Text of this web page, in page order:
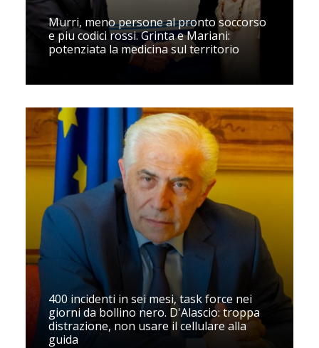
Murri, meno persone al pronto soccorso
e piu codici rossi. Grinta e Mariani:
potenziata la medicina sul territorio
400 incidenti in sei mesi, task force nei
giorni da bollino nero. D'Alascio: troppa
distrazione, non usare il cellulare alla
guida